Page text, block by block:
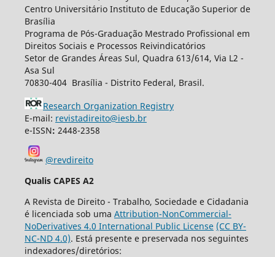
Centro Universitário Instituto de Educação Superior de
Brasília
Programa de Pós-Graduação Mestrado Profissional em
Direitos Sociais e Processos Reivindicatórios
Setor de Grandes Áreas Sul, Quadra 613/614, Via L2 -
Asa Sul
70830-404 Brasília - Distrito Federal, Brasil.
Research Organization Registry
E-mail: revistadireito@iesb.br
e-ISSN: 2448-2358
@revdireito
Qualis CAPES A2
A Revista de Direito - Trabalho, Sociedade e Cidadania
é licenciada sob uma Attribution-NonCommercial-
NoDerivatives 4.0 International Public License (CC BY-
NC-ND 4.0). Está presente e preservada nos seguintes
indexadores/diretórios: